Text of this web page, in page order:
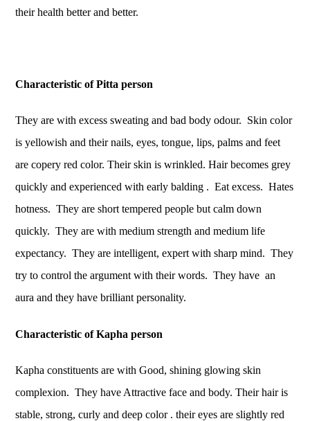
their health better and better.
Characteristic of Pitta person
They are with excess sweating and bad body odour. Skin color
is yellowish and their nails, eyes, tongue, lips, palms and feet
are copery red color. Their skin is wrinkled. Hair becomes grey
quickly and experienced with early balding . Eat excess. Hates
hotness. They are short tempered people but calm down
quickly. They are with medium strength and medium life
expectancy. They are intelligent, expert with sharp mind. They
try to control the argument with their words. They have an
aura and they have brilliant personality.
Characteristic of Kapha person
Kapha constituents are with Good, shining glowing skin
complexion. They have Attractive face and body. Their hair is
stable, strong, curly and deep color . their eyes are slightly red